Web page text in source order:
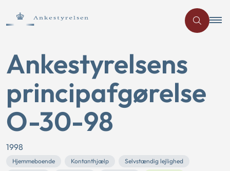
Ankestyrelsens
principafgørelse
O-30-98
1998
Hjemmeboende Kontanthjælp
Selvstændig lejlighed